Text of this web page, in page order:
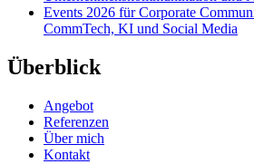
Events 2026 für Corporate
CommTech, KI und Social Media
Überblick
Angebot
Referenzen
Über mich
Kontakt